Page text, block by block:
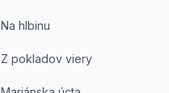
Na hlbinu
Z pokladov viery